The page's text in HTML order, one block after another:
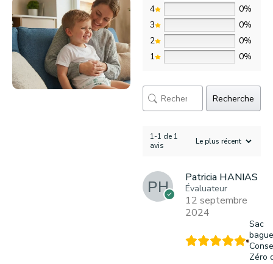
4
0%
3
0%
2
0%
1
0%
Recherche
1-1 de 1
avis
Patricia HANIAS
Évaluateur
12 septembre
2024
Sac
Zéro